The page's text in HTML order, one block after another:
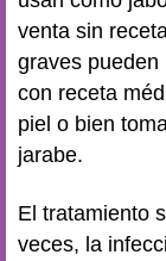
venta sin
graves pueden
con receta
piel o bien
jarabe.
El tratamiento
veces, la